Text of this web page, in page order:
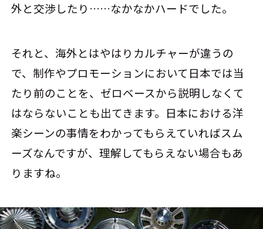
外と交渉したり……なかなかハードでした。
それと、海外とはやはりカルチャーが違うの
で、制作やプロモーションにおいて日本では当
たり前のことを、ゼロベースから説明しなくて
はならないことも出てきます。日本における洋
楽シーンの事情をわかってもらえていればスム
ーズなんですが、理解してもらえない場合もあ
りますね。